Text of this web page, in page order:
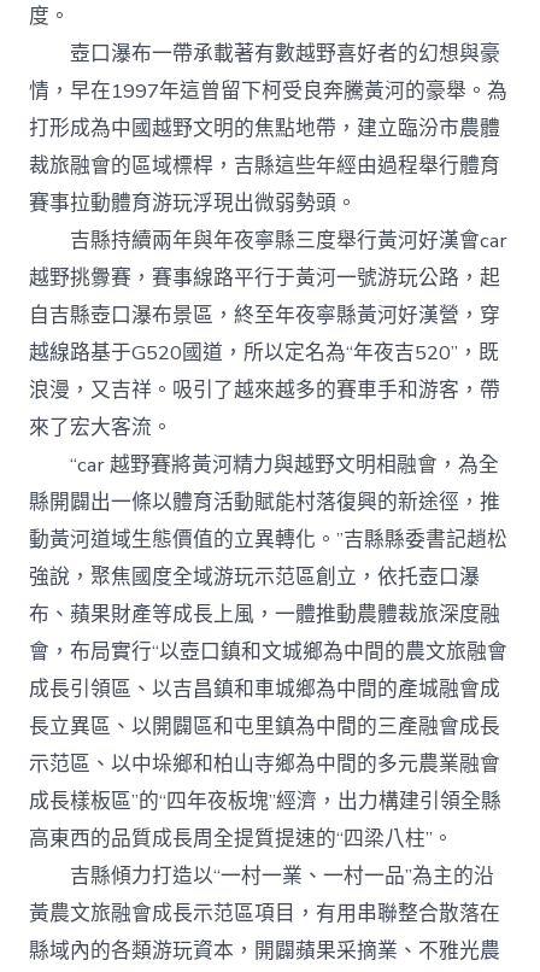
度。
壺口瀑布一帶承載著有數越野喜好者的幻想與豪
情，早在1997年這曾留下柯受良奔騰黃河的豪舉。為
打形成為中國越野文明的焦點地帶，建立臨汾市農體
裁旅融會的區域標桿，吉縣這些年經由過程舉行體育
賽事拉動體育游玩浮現出微弱勢頭。
吉縣持續兩年與年夜寧縣三度舉行黃河好漢會car
越野挑釁賽，賽事線路平行于黃河一號游玩公路，起
自吉縣壺口瀑布景區，終至年夜寧縣黃河好漢營，穿
越線路基于G520國道，所以定名為“年夜吉520”，既
浪漫，又吉祥。吸引了越來越多的賽車手和游客，帶
來了宏大客流。
“car 越野賽將黃河精力與越野文明相融會，為全
縣開闢出一條以體育活動賦能村落復興的新途徑，推
動黃河道域生態價值的立異轉化。”吉縣縣委書記趙松
強說，聚焦國度全域游玩示范區創立，依托壺口瀑
布、蘋果財產等成長上風，一體推動農體裁旅深度融
會，布局實行“以壺口鎮和文城鄉為中間的農文旅融會
成長引領區、以吉昌鎮和車城鄉為中間的產城融會成
長立異區、以開闢區和屯里鎮為中間的三產融會成長
示范區、以中垛鄉和柏山寺鄉為中間的多元農業融會
成長樣板區”的“四年夜板塊”經濟，出力構建引領全縣
高東西的品質成長周全提質提速的“四梁八柱”。
吉縣傾力打造以“一村一業、一村一品”為主的沿
黃農文旅融會成長示范區項目，有用串聯整合散落在
縣域內的各類游玩資本，開闢蘋果采摘業、不雅光農